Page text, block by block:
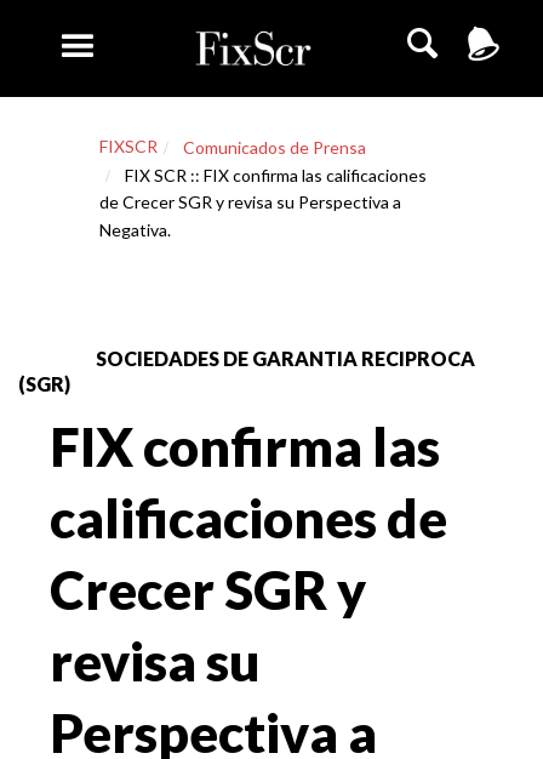
FIXSCR
Comunicados de Prensa
FIX SCR :: FIX confirma las calificaciones
de Crecer SGR y revisa su Perspectiva a
Negativa.
SOCIEDADES DE GARANTIA RECIPROCA
(SGR)
FIX confirma las
calificaciones de
Crecer SGR y
revisa su
Perspectiva a